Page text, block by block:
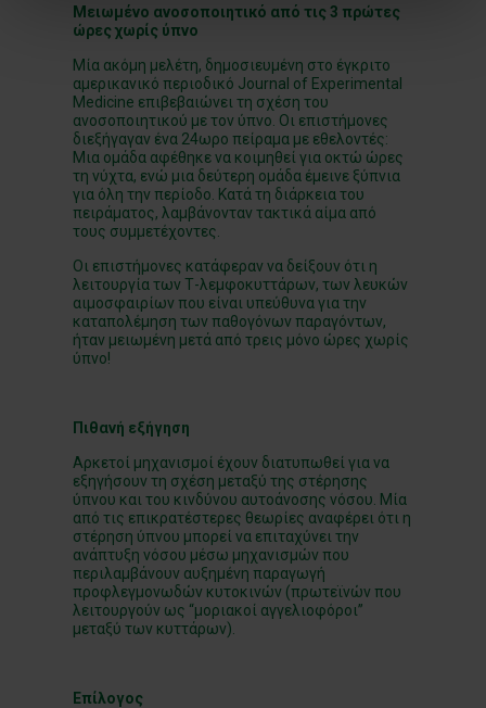
Μειωμένο ανοσοποιητικό από τις 3 πρώτες
ώρες χωρίς ύπνο
Μία ακόμη μελέτη, δημοσιευμένη στο έγκριτο
αμερικανικό περιοδικό Journal of Experimental
Medicine επιβεβαιώνει τη σχέση του
ανοσοποιητικού με τον ύπνο. Οι επιστήμονες
διεξήγαγαν ένα 24ωρο πείραμα με εθελοντές:
Μια ομάδα αφέθηκε να κοιμηθεί για οκτώ ώρες
τη νύχτα, ενώ μια δεύτερη ομάδα έμεινε ξύπνια
για όλη την περίοδο. Κατά τη διάρκεια του
πειράματος, λαμβάνονταν τακτικά αίμα από
τους συμμετέχοντες.
Οι επιστήμονες κατάφεραν να δείξουν ότι η
λειτουργία των Τ-λεμφοκυττάρων, των λευκών
αιμοσφαιρίων που είναι υπεύθυνα για την
καταπολέμηση των παθογόνων παραγόντων,
ήταν μειωμένη μετά από τρεις μόνο ώρες χωρίς
ύπνο!
Πιθανή εξήγηση
Αρκετοί μηχανισμοί έχουν διατυπωθεί για να
εξηγήσουν τη σχέση μεταξύ της στέρησης
ύπνου και του κινδύνου αυτοάνοσης νόσου. Μία
από τις επικρατέστερες θεωρίες αναφέρει ότι η
στέρηση ύπνου μπορεί να επιταχύνει την
ανάπτυξη νόσου μέσω μηχανισμών που
περιλαμβάνουν αυξημένη παραγωγή
προφλεγμονωδών κυτοκινών (πρωτεϊνών που
λειτουργούν ως “μοριακοί αγγελιοφόροι”
μεταξύ των κυττάρων).
Επίλογος